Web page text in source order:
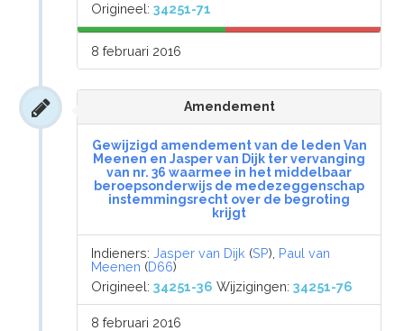
Origineel:34251-71
8 februari 2016
Amendement
Gewijzigd amendement van de leden Van
Meenen en Jasper van Dijk ter vervanging
van nr. 36 waarmee in het middelbaar
beroepsonderwijs de medezeggenschap
instemmingsrecht over de begroting
krijgt
Indieners:Jasper van Dijk (SP), Paul van
Meenen (D66)
Origineel:34251-36 Wijzigingen:34251-76
8 februari 2016